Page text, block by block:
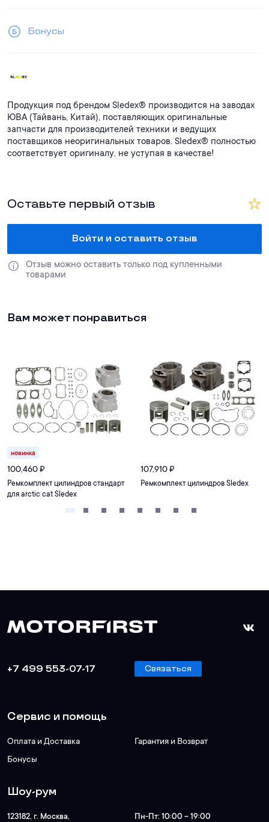
Бонусы
Продукция под брендом Sledex® производится на заводах
ЮВА (Тайвань, Китай), поставляющих оригинальные
запчасти для производителей техники и ведущих
поставщиков неоригинальных товаров. Sledex® полностью
соответствует оригиналу, не уступая в качестве!
Оставьте первый отзыв
Войти и оставить отзыв
Отзыв можно оставить только под купленными
товарами
Вам может понравиться
новинка
100,460₽
Ремкомплект цилиндров стандарт
для arctic cat Sledex
107,910₽
Ремкомплект цилиндров Sledex
+7 499 553-07-17 Связаться
Сервис и помощь
Оплата и Доставка
Гарантия и Возврат
Бонусы
Шоу-рум
123182, г. Москва, Пн-Пт: 10:00 – 19:00